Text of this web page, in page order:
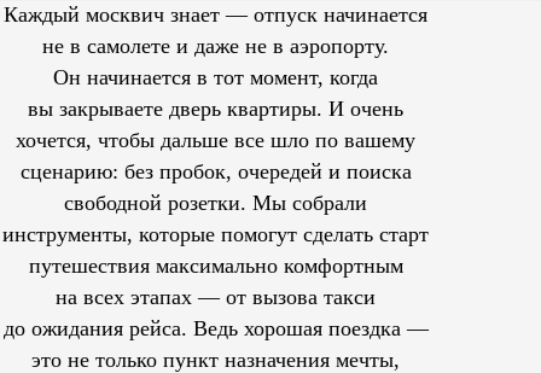
Каждый москвич знает — отпуск начинается
не в самолете и даже не в аэропорту.
Он начинается в тот момент, когда
вы закрываете дверь квартиры. И очень
хочется, чтобы дальше все шло по вашему
сценарию: без пробок, очередей и поиска
свободной розетки. Мы собрали
инструменты, которые помогут сделать старт
путешествия максимально комфортным
на всех этапах — от вызова такси
до ожидания рейса. Ведь хорошая поездка —
это не только пункт назначения мечты,